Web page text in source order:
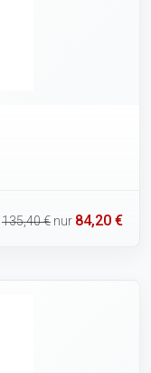
135,40 € nur 84,20 €